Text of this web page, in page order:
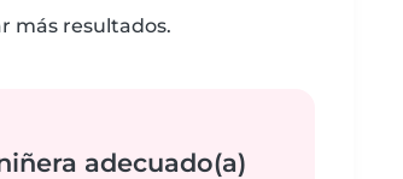
más resultados.
adecuado(a)